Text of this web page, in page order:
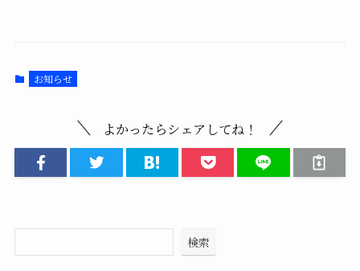
お知らせ
よかったらシェアしてね！
検索